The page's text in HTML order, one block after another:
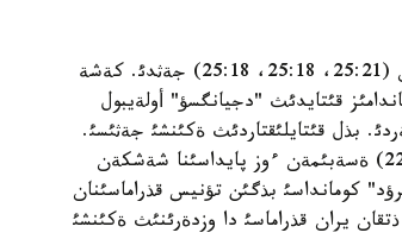
قازاقستاننئث 1- كومانداسئ بذگئن ؤكراين قذراماسئن 3:0 ةسةبئمةن (25:21، 25:18، 25:18) جةثدئ. كةشة
ةكئنشئ كوماندامئز قئتايدئث "دجيانگسؤ" أولةيبول
15:25، 25:22، 13:25) ةسة جئبةردئ. بذل قئتايلئقتاردئث ةكئنشئ جةثئسئ.
كةشة ولار ؤكرايدئقتارمةن بولعان ويئندئ 3:0 (15:25، 16:25، 22:25) ةسةبئمةن ءوز پايداسئنا شةشكةن
كومانداسئ بذگئن تؤنيس قذراماسئنان
كةشة تؤنيستئكتةردئ 3:0 ةسةبئمةن ذتقان يران قذراماسئ دا وزدةرئنئث ةكئنشئ